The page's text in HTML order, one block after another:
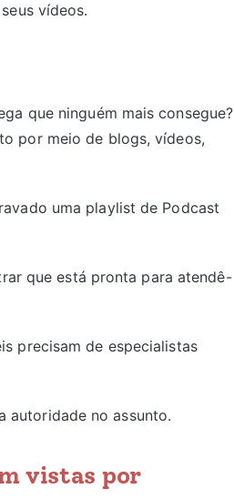
vídeos.
que ninguém mais consegue?
por meio de blogs, vídeos,
uma playlist de Podcast
que está pronta para atendê-
​​precisam de especialistas
autoridade no assunto.
vistas por